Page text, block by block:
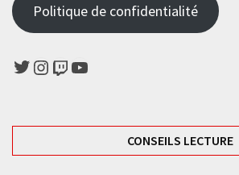
Politique de confidentialité
Twitter
Instagram
TwitchYouTube
CONSEILS LECTURE